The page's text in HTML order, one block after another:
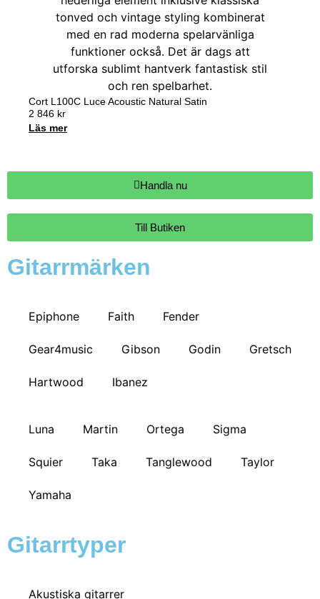
Cort L100C Luce Acoustic Natural Satin
2 846 kr
Läs mer
Handla nu
Till Butiken
Gitarrmärken
Epiphone Faith Fender
Gear4music Gibson Godin Gretsch
Hartwood Ibanez
Luna Martin Ortega Sigma
Squier Taka Tanglewood Taylor
Yamaha
Gitarrtyper
Akustiska gitarrer